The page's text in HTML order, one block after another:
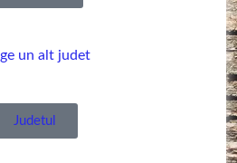
un alt judet
Judetul